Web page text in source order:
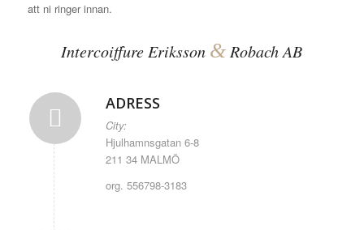
att ni ringer innan.
Intercoiffure Eriksson & Robach AB
ADRESS
City:
Hjulhamnsgatan 6-8
211 34 MALMÖ
org. 556798-3183